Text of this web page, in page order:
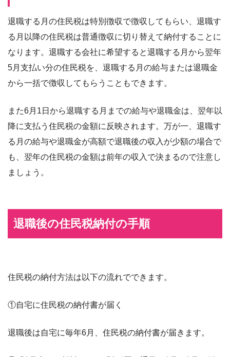
退職する月の住民税は特別徴収で徴収してもらい、退職す
る月以降の住民税は普通徴収に切り替えて納付することに
なります。退職する会社に希望すると退職する月から翌年
5月支払い分の住民税を、退職する月の給与または退職金
から一括で徴収してもらうこともできます。
また6月1日から退職する月までの給与や退職金は、翌年以
降に支払う住民税の金額に反映されます。万が一、退職す
る月の給与や退職金が高額で退職後の収入が少額の場合で
も、翌年の住民税の金額は前年の収入で決まるので注意し
ましょう。
退職後の住民税納付の手順
住民税の納付方法は以下の流れでできます。
①自宅に住民税の納付書が届く
退職後は自宅に毎年6月、住民税の納付書が届きます。